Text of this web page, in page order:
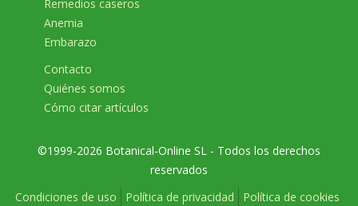
Remedios caseros
Anemia
Embarazo
Contacto
Quiénes somos
Cómo citar artículos
©1999-2026 Botanical-Online SL - Todos los derechos
reservados
Condiciones de uso
Política de privacidad Política de cookies